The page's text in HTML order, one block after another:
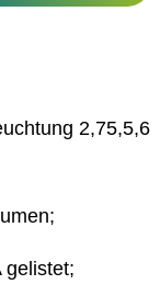
2,75,5,6
gelistet;